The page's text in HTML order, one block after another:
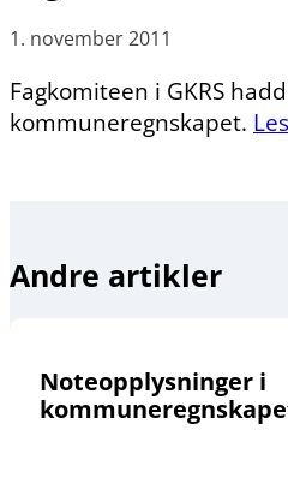
1. november 2011
Fagkomiteen i GKRS
kommuneregnskapet.
Andre artikler
Noteopplysninger i